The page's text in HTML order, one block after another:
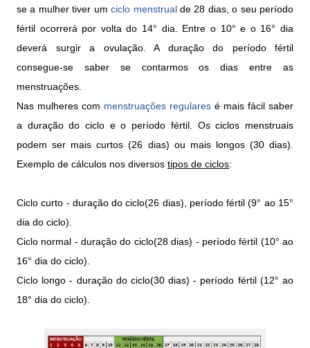
se a mulher tiver umciclo menstrualde 28 dias, o seu período
fértil ocorrerá por volta do 14° dia. Entre o 10° e o 16° dia
deverá surgir a ovulação. A duração do período fértil
consegue-se saber se contarmos os dias entre as
menstruações.
Nas mulheres com menstruações regulares é mais fácil saber
a duração do ciclo e o período fértil. Os ciclos menstruais
podem ser mais curtos (26 dias) ou mais longos (30 dias).
Exemplo de cálculos nos diversos tipos de ciclos:
Ciclo curto - duração do ciclo(26 dias), período fértil (9° ao 15°
dia do ciclo).
Ciclo normal - duração do ciclo(28 dias) - período fértil (10° ao
16° dia do ciclo).
Ciclo longo - duração do ciclo(30 dias) - período fértil (12° ao
18° dia do ciclo).